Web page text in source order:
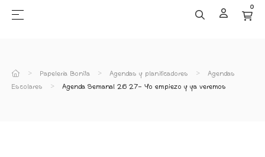
Navegación de palanca
☰ 0
Papelería Bonita Agendas y planificadores
Agendas
Escolares
Agenda Semanal 26 27- Yo empiezo y ya veremos